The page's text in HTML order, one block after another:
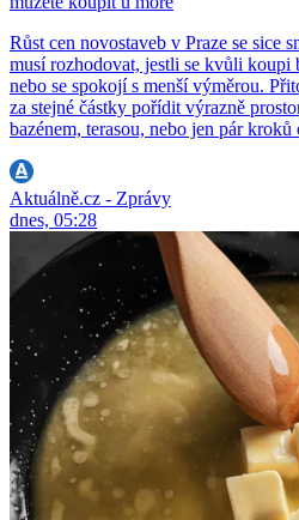
Růst cen novostaveb v Praze se sice
musí rozhodovat, jestli se kvůli koupi
nebo se spokojí s menší výměrou.
za stejné částky pořídit výrazně
bazénem, terasou, nebo jen pár kroků
Aktuálně.cz - Zprávy
dnes, 05:28